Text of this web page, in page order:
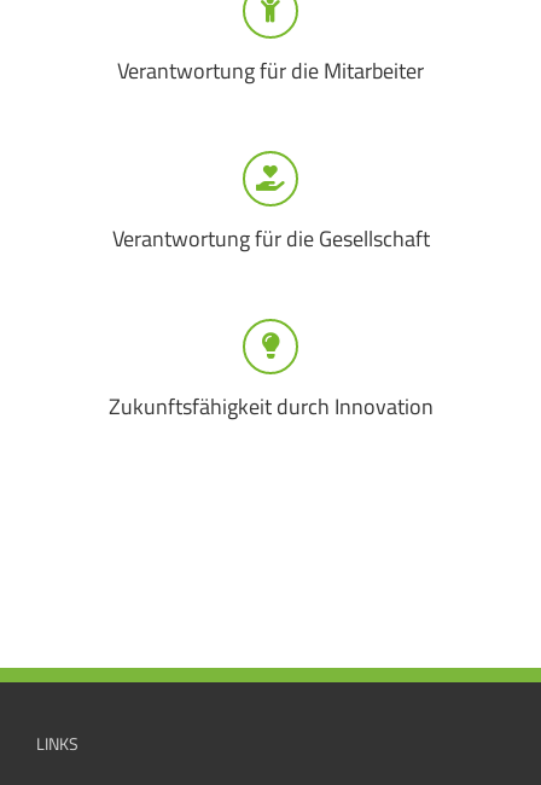
Verantwortung für die Mitarbeiter
Verantwortung für die Gesellschaft
Zukunftsfähigkeit durch Innovation
LINKS